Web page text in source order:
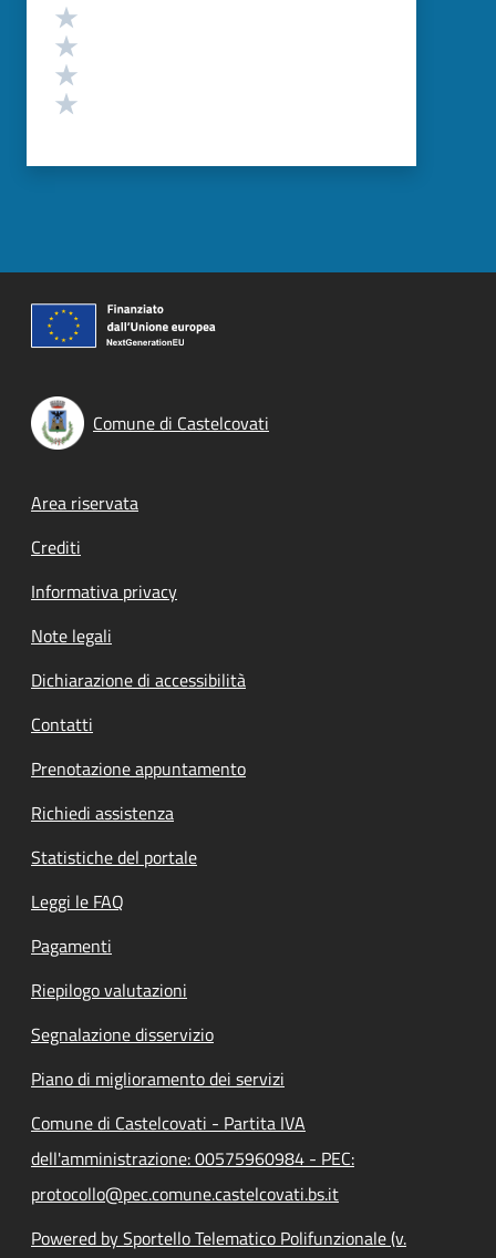
Comune di Castelcovati
Footer menu
Area riservata
Crediti
Informativa privacy
Note legali
Dichiarazione di accessibilità
Contatti
Prenotazione appuntamento
Richiedi assistenza
Statistiche del portale
Leggi le FAQ
Pagamenti
Riepilogo valutazioni
Segnalazione disservizio
Piano di miglioramento dei servizi
Comune di Castelcovati - Partita IVA
dell'amministrazione: 00575960984 - PEC:
protocollo@pec.comune.castelcovati.bs.it
Powered by Sportello Telematico Polifunzionale (v.